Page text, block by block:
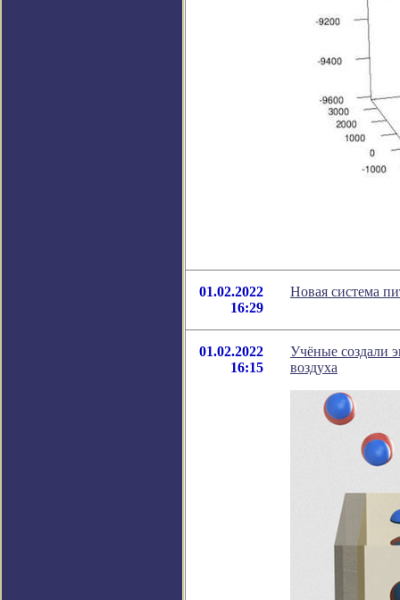
01.02.2022
16:29
Новая система
01.02.2022
16:15
Учёные создали
воздуха